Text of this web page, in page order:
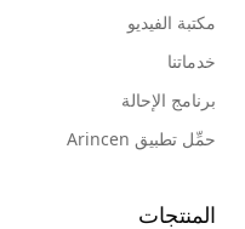
مكتبة الفيديو
خدماتنا
برنامج الإحالة
حمِّل تطبيق Arincen
المنتجات